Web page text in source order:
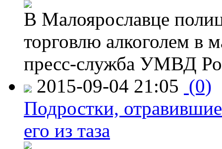
В Малоярославце
торговлю алкоголем в
пресс-служба УМВД
2015-09-04 21:05 (0)
Подростки,
его из таза